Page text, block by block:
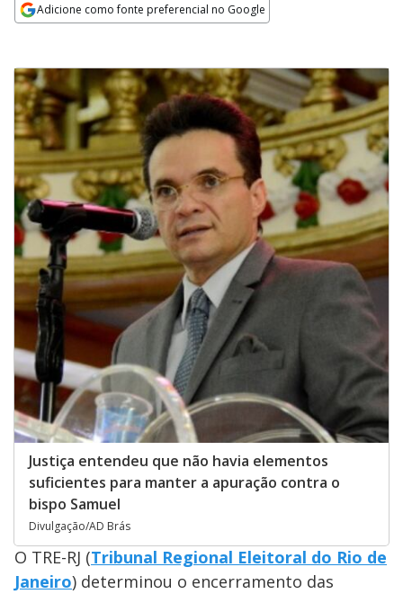
Adicione como fonte preferencial no Google
Justiça entendeu que não havia elementos
suficientes para manter a apuração contra o
bispo Samuel
Divulgação/AD Brás
O TRE-RJ (Tribunal Regional Eleitoral do Rio de
Janeiro) determinou o encerramento das